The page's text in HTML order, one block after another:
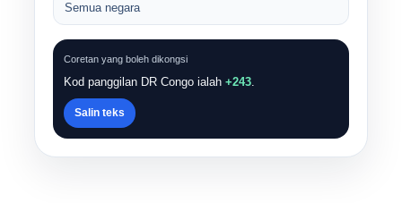
Semua negara
Coretan yang boleh dikongsi
Kod panggilan DR Congo ialah+243.
Salin teks